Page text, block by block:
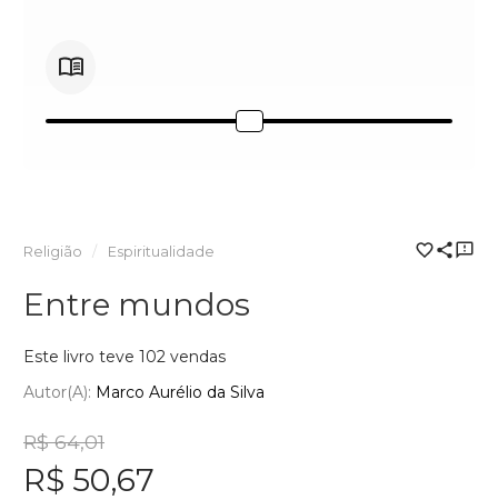
Religião Espiritualidade
Entre mundos
Este livro teve 102 vendas
Autor(a): Marco Aurélio da Silva
R$ 64,01
R$ 50,67